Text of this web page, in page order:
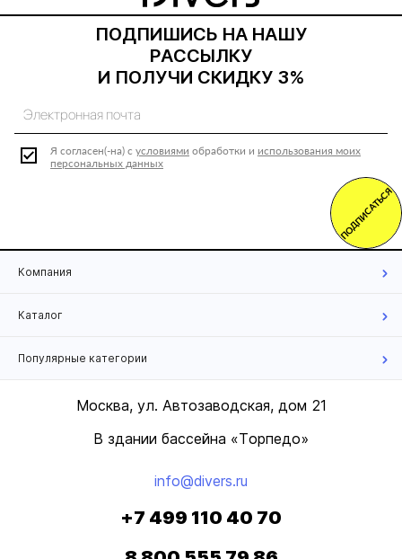
ПОДПИШИСЬ НА НАШУ
РАССЫЛКУ
И ПОЛУЧИ СКИДКУ 3%
Я согласен(-на) с условиями обработки и использования моих
персональных данных
ПОДПИСАТЬСЯ
Компания
Каталог
Популярные категории
Москва, ул. Автозаводская, дом 21
В здании бассейна «Торпедо»
info@divers.ru
+7 499 110 40 70